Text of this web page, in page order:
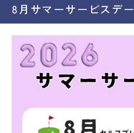
8月サマーサービスデー